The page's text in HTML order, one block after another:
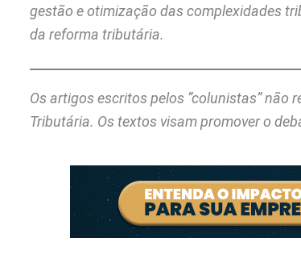
gestão e otimização das complexidades
da reforma tributária.
Os artigos escritos pelos “colunistas” não
Tributária. Os textos visam promover o